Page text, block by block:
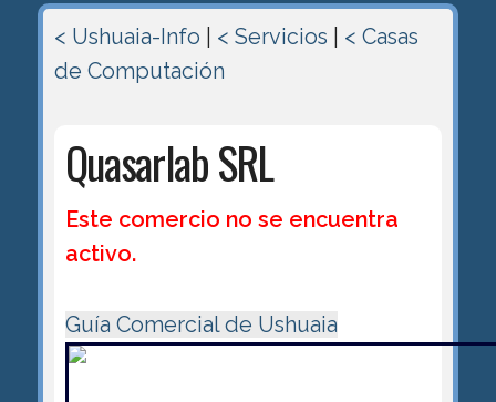
< Ushuaia-Info < Servicios
< Casas
de Computación
Quasarlab SRL
Este comercio no se encuentra
activo.
Guía Comercial de Ushuaia